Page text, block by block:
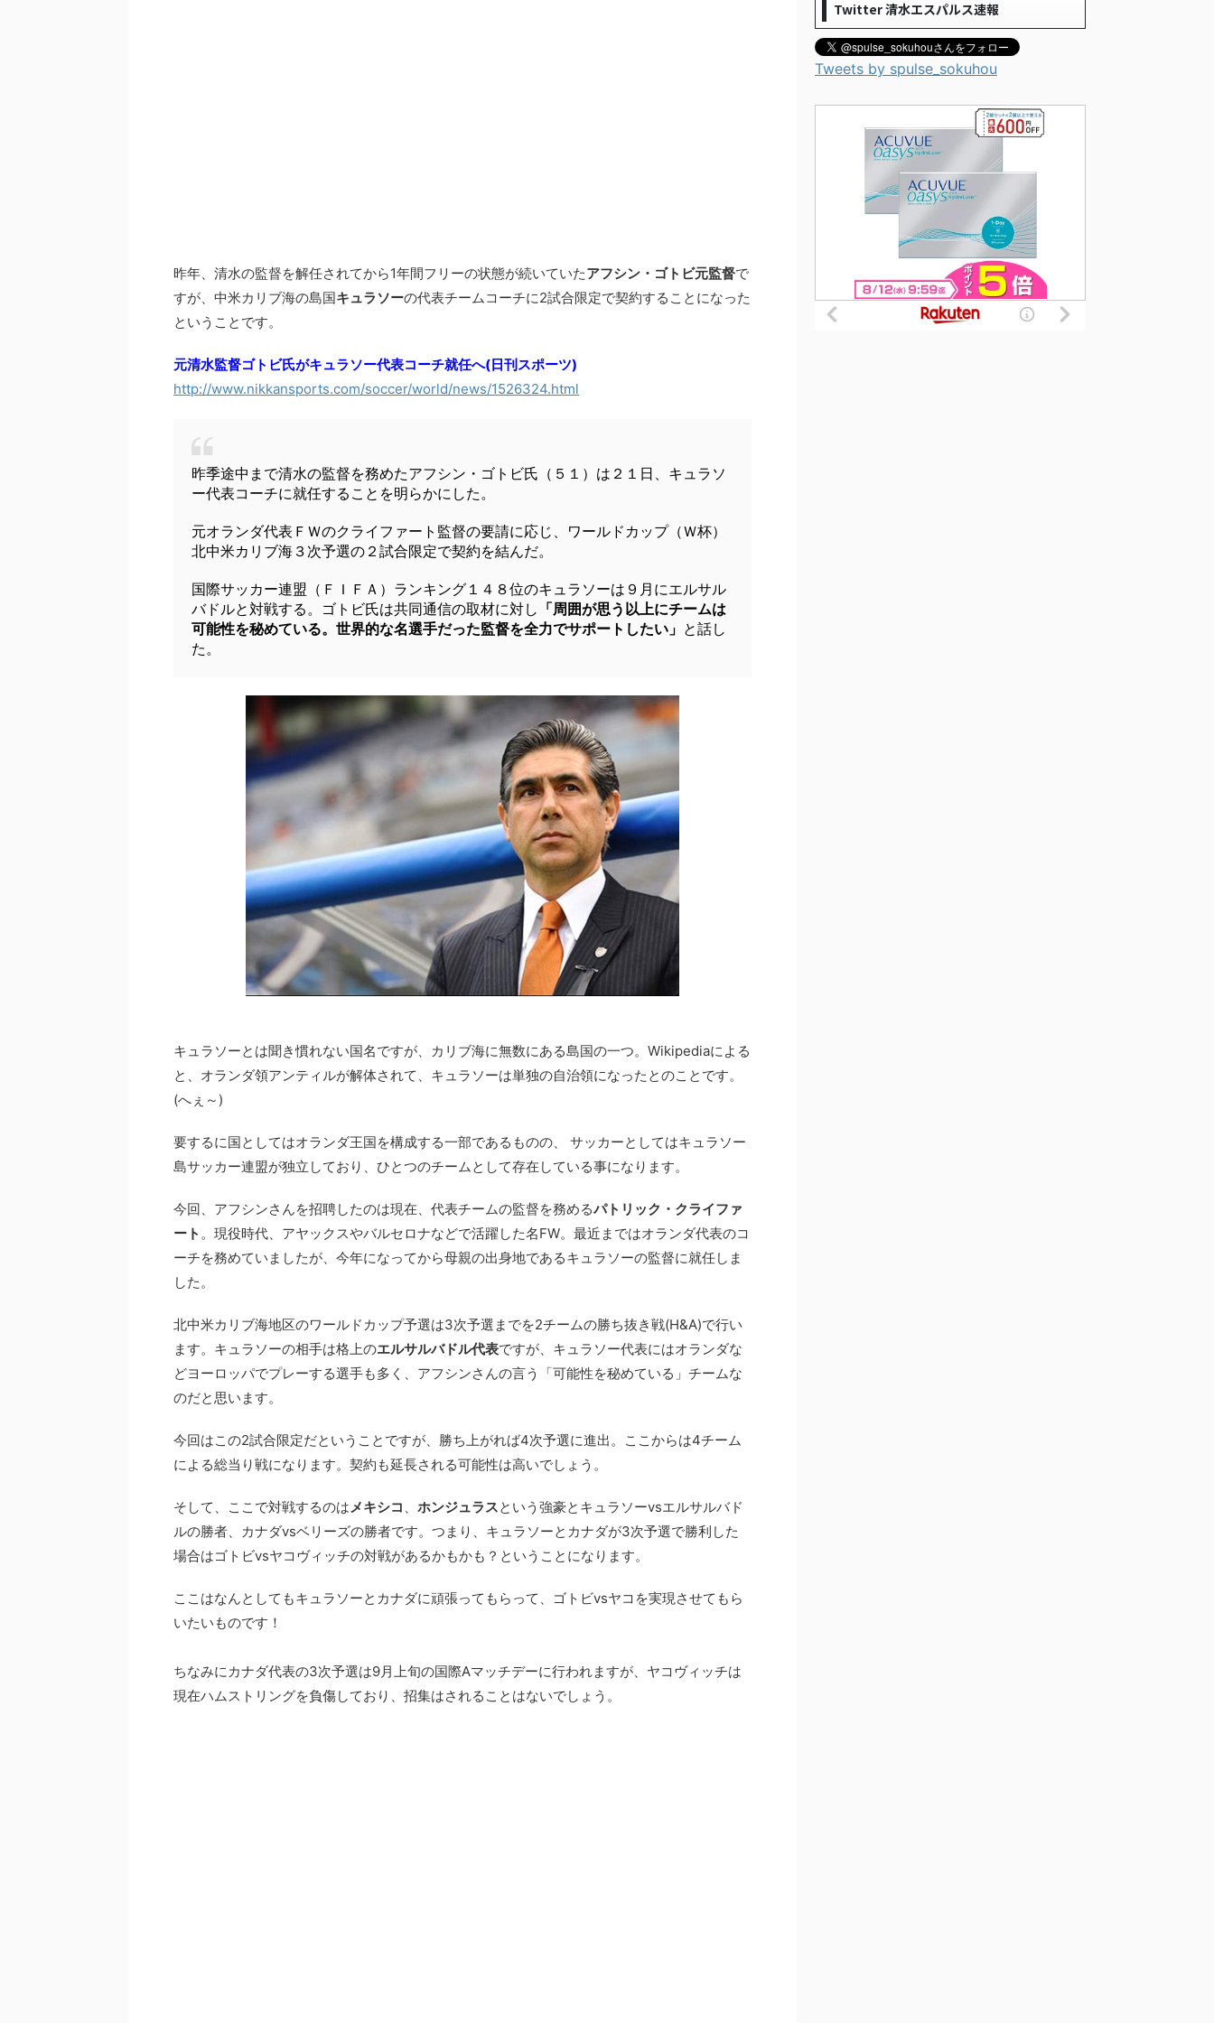
昨年、清水の監督を解任されてから1年間フリーの状態が続いていたアフシン・ゴトビ元監督で
すが、中米カリブ海の島国キュラソーの代表チームコーチに2試合限定で契約することになった
ということです。
元清水監督ゴトビ氏がキュラソー代表コーチ就任へ(日刊スポーツ)
http://www.nikkansports.com/soccer/world/news/1526324.html
昨季途中まで清水の監督を務めたアフシン・ゴトビ氏（５１）は２１日、キュラソ
ー代表コーチに就任することを明らかにした。
元オランダ代表ＦＷのクライファート監督の要請に応じ、ワールドカップ（Ｗ杯）
北中米カリブ海３次予選の２試合限定で契約を結んだ。
国際サッカー連盟（ＦＩＦＡ）ランキング１４８位のキュラソーは９月にエルサル
バドルと対戦する。ゴトビ氏は共同通信の取材に対し 「周囲が思う以上にチームは
可能性を秘めている。世界的な名選手だった監督を全力でサポートしたい」 と話し
た。
キュラソーとは聞き慣れない国名ですが、カリブ海に無数にある島国の一つ。Wikipediaによる
と、オランダ領アンティルが解体されて、キュラソーは単独の自治領になったとのことです。
(へぇ～)
要するに国としてはオランダ王国を構成する一部であるものの、 サッカーとしてはキュラソー
島サッカー連盟が独立しており、ひとつのチームとして存在している事になります。
今回、アフシンさんを招聘したのは現在、代表チームの監督を務めるパトリック・クライファ
ート 。現役時代、アヤックスやバルセロナなどで活躍した名FW。最近まではオランダ代表のコ
ーチを務めていましたが、今年になってから母親の出身地であるキュラソーの監督に就任しま
した。
北中米カリブ海地区のワールドカップ予選は3次予選までを2チームの勝ち抜き戦(H&A)で行い
ます。キュラソーの相手は格上のエルサルバドル代表ですが、キュラソー代表にはオランダな
どヨーロッパでプレーする選手も多く、アフシンさんの言う「可能性を秘めている」チームな
のだと思います。
今回はこの2試合限定だということですが、勝ち上がれば4次予選に進出。ここからは4チーム
による総当り戦になります。契約も延長される可能性は高いでしょう。
そして、ここで対戦するのはメキシコ 、 ホンジュラスという強豪とキュラソーvsエルサルバド
ルの勝者、カナダvsベリーズの勝者です。つまり、キュラソーとカナダが3次予選で勝利した
場合はゴトビvsヤコヴィッチの対戦があるかもかも？ということになります。
ここはなんとしてもキュラソーとカナダに頑張ってもらって、ゴトビvsヤコを実現させてもら
いたいものです！
ちなみにカナダ代表の3次予選は9月上旬の国際Aマッチデーに行われますが、ヤコヴィッチは
現在ハムストリングを負傷しており、招集はされることはないでしょう。
Twitter 清水エスパルス速報
Tweets by spulse_sokuhou